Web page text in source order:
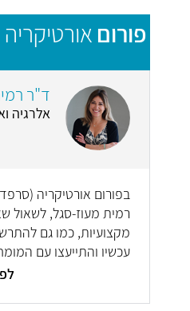
פורום
ד"ר
אלרגיה
בפורום אורטיקריה
רמית מעוז-סגל, לשאול
מקצועיות, כמו גם
עכשיו והתייעצו עם